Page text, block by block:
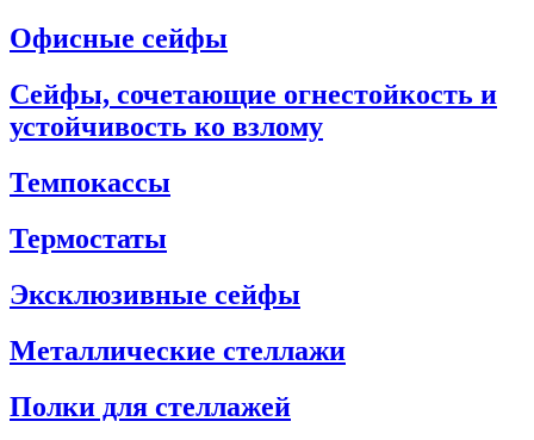
Офисные сейфы
Сейфы, сочетающие огнестойкость и
устойчивость ко взлому
Темпокассы
Термостаты
Эксклюзивные сейфы
Металлические стеллажи
Полки для стеллажей